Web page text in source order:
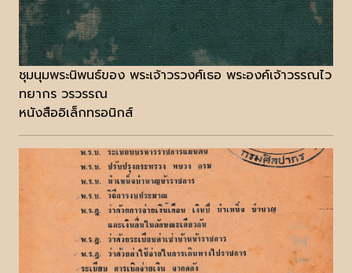
ชุมนุมพระนิพนธ์ของ พระเจ้าวรวงศ์เธอ พระองค์เจ้าวรรณไว
ทยากร วรวรรณ
หนังสืออิเล็กทรอนิกส์